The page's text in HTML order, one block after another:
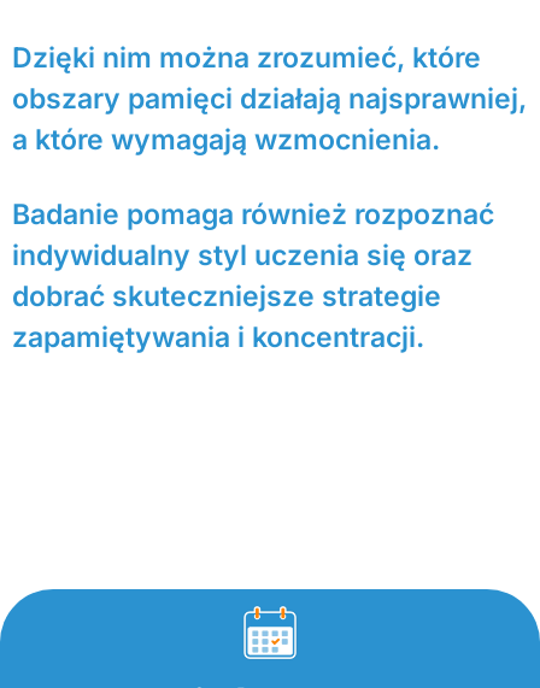
Dzięki nim można zrozumieć, które
obszary pamięci działają najsprawniej,
a które wymagają wzmocnienia.
Badanie pomaga również rozpoznać
indywidualny styl uczenia się oraz
dobrać skuteczniejsze strategie
zapamiętywania i koncentracji.